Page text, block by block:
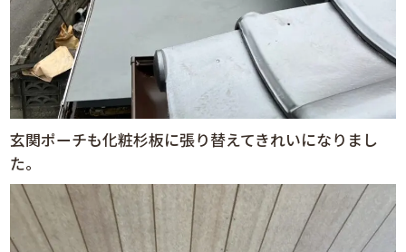
玄関ポーチも化粧杉板に張り替えてきれいになりまし
た。